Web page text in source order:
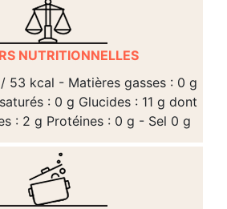
NUTRITIONNELLES
53 kcal - Matières gasses : 0 g
: 0 g Glucides : 11 g dont
: 2 g Protéines : 0 g - Sel 0 g